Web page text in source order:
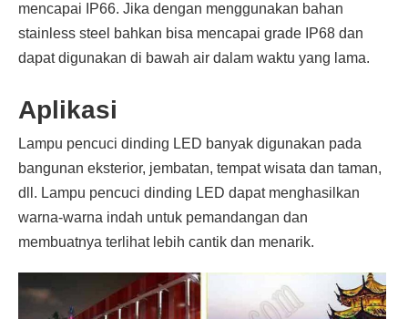
mencapai IP66. Jika dengan menggunakan bahan
stainless steel bahkan bisa mencapai grade IP68 dan
dapat digunakan di bawah air dalam waktu yang lama.
Aplikasi
Lampu pencuci dinding LED banyak digunakan pada
bangunan eksterior, jembatan, tempat wisata dan taman,
dll. Lampu pencuci dinding LED dapat menghasilkan
warna-warna indah untuk pemandangan dan
membuatnya terlihat lebih cantik dan menarik.